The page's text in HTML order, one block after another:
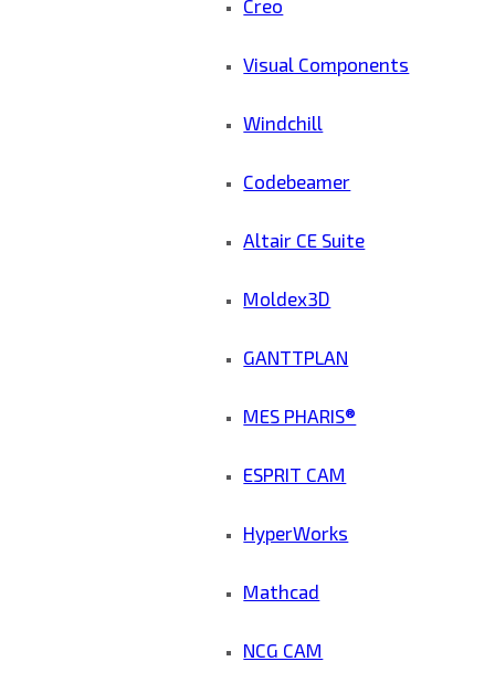
Creo
Visual Components
Windchill
Codebeamer
Altair CE Suite
Moldex3D
GANTTPLAN
MES PHARIS®
ESPRIT CAM
HyperWorks
Mathcad
NCG CAM